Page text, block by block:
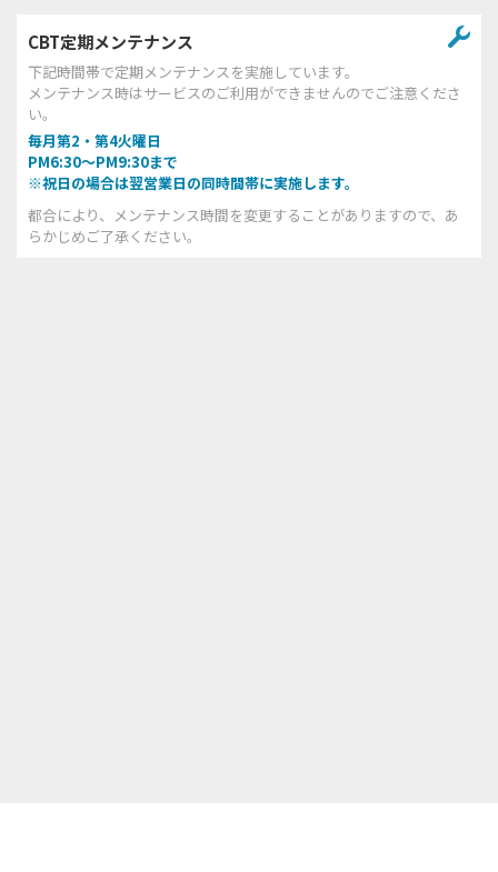
CBT定期メンテナンス
下記時間帯で定期メンテナンスを実施しています。
メンテナンス時はサービスのご利用ができませんのでご注意くださ
い。
毎月第2・第4火曜日
PM6:30～PM9:30まで
※祝日の場合は翌営業日の同時間帯に実施します。
都合により、メンテナンス時間を変更することがありますので、あ
らかじめご了承ください。